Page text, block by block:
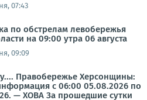
07:43
по обстрелам левобережья
на 09:00 утра 06 августа
09:09
Правобережье Херсонщины:
с 06:00 05.08.2026 по
— ХОВА За прошедшие сутки